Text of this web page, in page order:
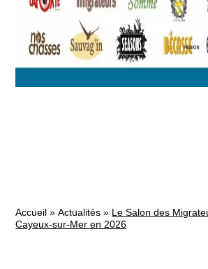
Accueil »Actualités » Le Salon des
Cayeux-sur-Mer en 2026